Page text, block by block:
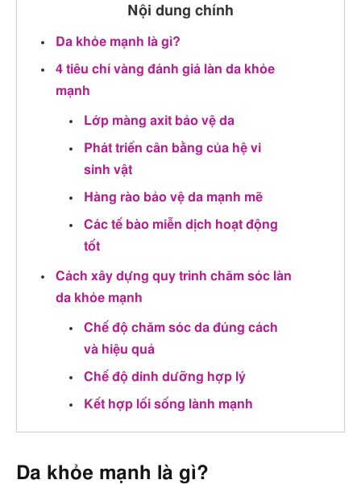
Nội dung chính
Da khỏe mạnh là gì?
4 tiêu chí vàng đánh giá làn da khỏe
mạnh
Lớp màng axit bảo vệ da
Phát triển cân bằng của hệ vi
sinh vật
Hàng rào bảo vệ da mạnh mẽ
Các tế bào miễn dịch hoạt động
tốt
Cách xây dựng quy trình chăm sóc làn
da khỏe mạnh
Chế độ chăm sóc da đúng cách
và hiệu quả
Chế độ dinh dưỡng hợp lý
Kết hợp lối sống lành mạnh
Da khỏe mạnh là gì?